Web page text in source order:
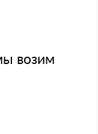
возим